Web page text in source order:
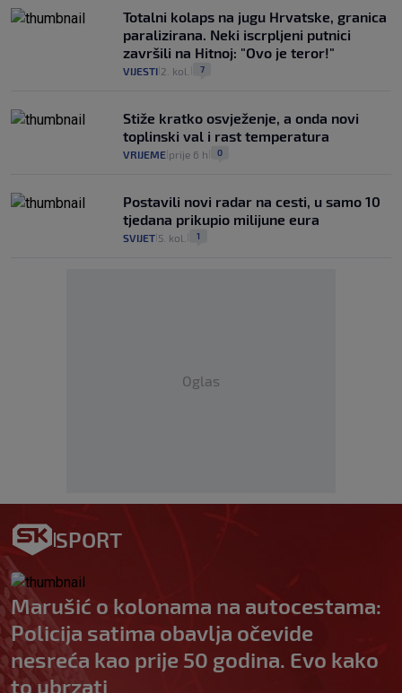
Totalni kolaps na jugu Hrvatske, granica
paralizirana. Neki iscrpljeni putnici
završili na Hitnoj: "Ovo je teror!"
VIJESTI 2. kol. 7
Stiže kratko osvježenje, a onda novi
toplinski val i rast temperatura
VRIJEME prije 6 h 0
Postavili novi radar na cesti, u samo 10
tjedana prikupio milijune eura
SVIJET 5. kol. 1
Oglas
SPORT
Marušić o kolonama na autocestama:
Policija satima obavlja očevide
nesreća kao prije 50 godina. Evo kako
to ubrzati